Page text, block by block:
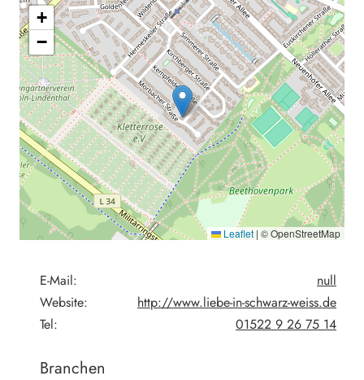
+
−
Leaflet | © OpenStreetMap
E-Mail:
null
Website:
http://www.liebe-in-schwarz-weiss.de
Tel:
01522 9 26 75 14
Branchen